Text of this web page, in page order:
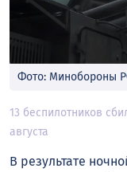
Фото: Минобороны
13 беспилотников
августа
В результате